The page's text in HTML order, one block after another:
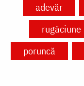
adevăr
rugăciune
poruncă